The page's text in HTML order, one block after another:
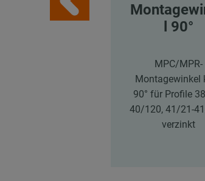
l 90°
MPC/MPR-
Montagewinkel
90° für Profile
40/120, 41/21-
verzinkt